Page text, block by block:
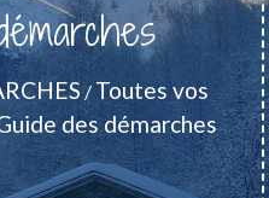
/ Toutes vos
des démarches